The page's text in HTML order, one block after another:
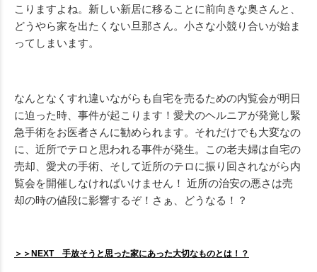
こりますよね。新しい新居に移ることに前向きな奥さんと、
どうやら家を出たくない旦那さん。小さな小競り合いが始ま
ってしまいます。
なんとなくすれ違いながらも自宅を売るための内覧会が明日
に迫った時、事件が起こります！愛犬のヘルニアが発覚し緊
急手術をお医者さんに勧められます。それだけでも大変なの
に、近所でテロと思われる事件が発生。この老夫婦は自宅の
売却、愛犬の手術、そして近所のテロに振り回されながら内
覧会を開催しなければいけません！ 近所の治安の悪さは売
却の時の値段に影響するぞ！さぁ、どうなる！？
＞＞NEXT 手放そうと思った家にあった大切なものとは！？